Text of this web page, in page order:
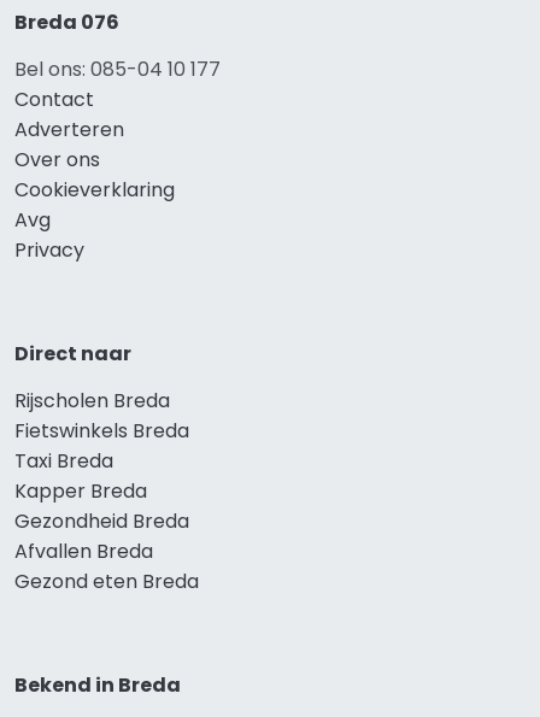
Breda 076
Bel ons: 085-04 10 177
Contact
Adverteren
Over ons
Cookieverklaring
Avg
Privacy
Direct naar
Rijscholen Breda
Fietswinkels Breda
Taxi Breda
Kapper Breda
Gezondheid Breda
Afvallen Breda
Gezond eten Breda
Bekend in Breda